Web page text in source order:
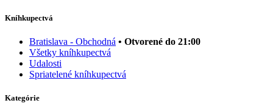
Kníhkupectvá
Bratislava - Obchodná • Otvorené do 21:00
Všetky kníhkupectvá
Udalosti
Spriatelené kníhkupectvá
Kategórie